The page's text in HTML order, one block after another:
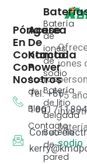
iones
15
sodio
Batería
de
iones
de
sodio
Batería
de litio
delgada
Batería
de
pared
Acerca
De
Kamada
Power
Acerca
de
Blog
Contacto
Póngase
En
Contacto
Con
Nosotros
Tel: +86
Correo